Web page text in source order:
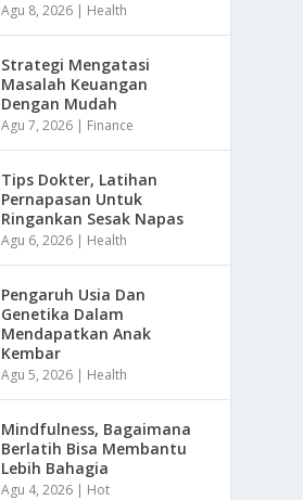
Agu 8, 2026 | Health
Strategi Mengatasi
Masalah Keuangan
Dengan Mudah
Agu 7, 2026 | Finance
Tips Dokter, Latihan
Pernapasan Untuk
Ringankan Sesak Napas
Agu 6, 2026 | Health
Pengaruh Usia Dan
Genetika Dalam
Mendapatkan Anak
Kembar
Agu 5, 2026 | Health
Mindfulness, Bagaimana
Berlatih Bisa Membantu
Lebih Bahagia
Agu 4, 2026 | Hot